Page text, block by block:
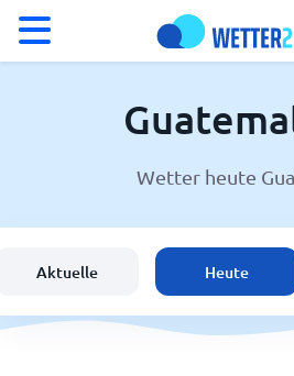
Wetter in Guatemala
Schweiz
Wetter heute
Aktuelle Heute